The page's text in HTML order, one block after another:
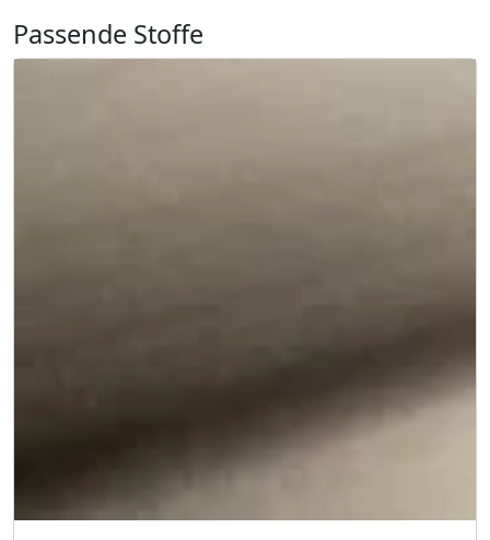
Passende Stoffe